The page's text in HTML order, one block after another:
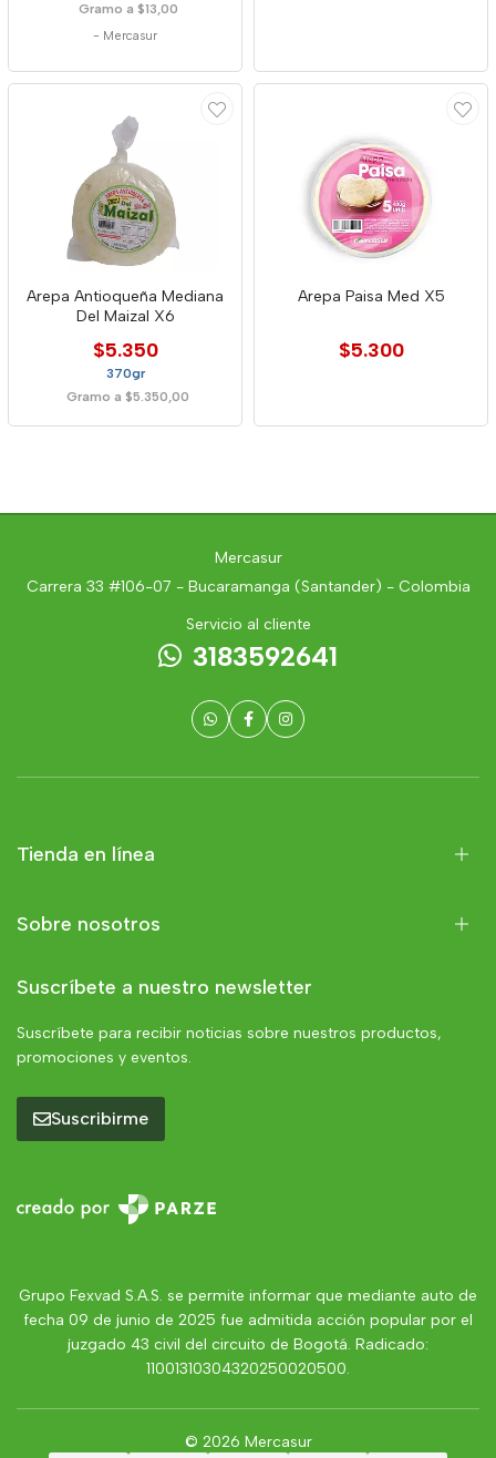
Gramo a $13,00
- Mercasur
Arepa Antioqueña Mediana
Del Maizal X6
$5.350
370gr
Gramo a $5.350,00
Arepa Paisa Med X5
$5.300
Mercasur
Carrera 33 #106-07 - Bucaramanga (Santander) - Colombia
Servicio al cliente
3183592641
Tienda en línea
Sobre nosotros
Suscríbete a nuestro newsletter
Suscríbete para recibir noticias sobre nuestros productos,
promociones y eventos.
Suscribirme
Grupo Fexvad S.A.S. se permite informar que mediante auto de
fecha 09 de junio de 2025 fue admitida acción popular por el
juzgado 43 civil del circuito de Bogotá. Radicado:
11001310304320250020500.
© 2026 Mercasur